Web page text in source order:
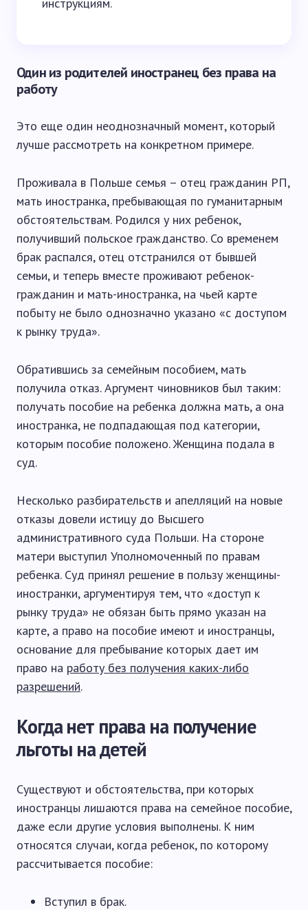
Один из родителей иностранец без права на
работу
Это еще один неоднозначный момент, который
лучше рассмотреть на конкретном примере.
Проживала в Польше семья – отец гражданин РП,
мать иностранка, пребывающая по гуманитарным
обстоятельствам. Родился у них ребенок,
получивший польское гражданство. Со временем
брак распался, отец отстранился от бывшей
семьи, и теперь вместе проживают ребенок-
гражданин и мать-иностранка, на чьей карте
побыту не было однозначно указано «с доступом
к рынку труда».
Обратившись за семейным пособием, мать
получила отказ. Аргумент чиновников был таким:
получать пособие на ребенка должна мать, а она
иностранка, не подпадающая под категории,
которым пособие положено. Женщина подала в
суд.
Несколько разбирательств и апелляций на новые
отказы довели истицу до Высшего
административного суда Польши. На стороне
матери выступил Уполномоченный по правам
ребенка. Суд принял решение в пользу женщины-
иностранки, аргументируя тем, что «доступ к
рынку труда» не обязан быть прямо указан на
карте, а право на пособие имеют и иностранцы,
основание для пребывание которых дает им
право на работу без получения каких-либо
разрешений.
Когда нет права на получение
льготы на детей
Существуют и обстоятельства, при которых
иностранцы лишаются права на семейное пособие,
даже если другие условия выполнены. К ним
относятся случаи, когда ребенок, по которому
рассчитывается пособие:
Вступил в брак.